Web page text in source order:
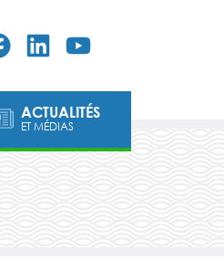
ACTUALITÉS
ET MÉDIAS